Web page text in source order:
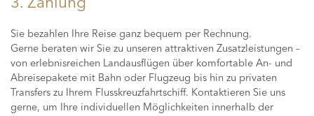
Sie bezahlen Ihre Reise ganz bequem per Rechnung.
Gerne beraten wir Sie zu unseren attraktiven Zusatzleistungen –
von erlebnisreichen Landausflügen über komfortable An- und
Abreisepakete mit Bahn oder Flugzeug bis hin zu privaten
Transfers zu Ihrem Flusskreuzfahrtschiff. Kontaktieren Sie uns
gerne, um Ihre individuellen Möglichkeiten innerhalb der